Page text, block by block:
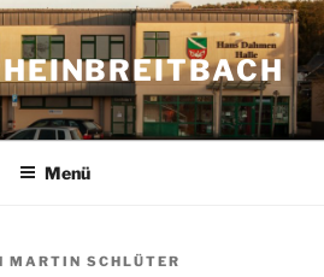
Menü
MARTIN SCHLÜTER